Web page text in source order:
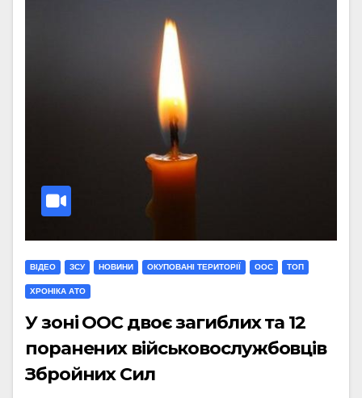
ВІДЕО ЗСУ НОВИНИ ОКУПОВАНІ ТЕРИТОРІЇ ООС ТОП
ХРОНІКА АТО
У зоні ООС двоє загиблих та 12
поранених військовослужбовців
Збройних Сил